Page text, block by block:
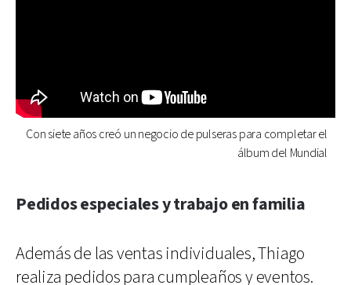
Con siete años creó un negocio de pulseras para completar el
álbum del Mundial
Pedidos especiales y trabajo en familia
Además de las ventas individuales, Thiago
realiza pedidos para cumpleaños y eventos.